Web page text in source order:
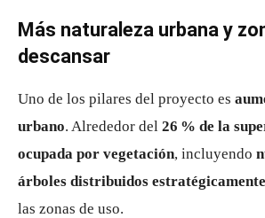
Más naturaleza urbana y
descansar
Uno de los pilares del proyecto es
urbano. Alrededor del 26 % de la
ocupada por vegetación, incluyendo
árboles distribuidos estratégicamente
las zonas de uso.